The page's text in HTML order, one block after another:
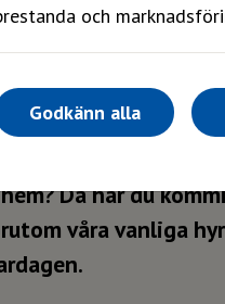
nu
Då har du
våra vanliga
och
Godkänn alla